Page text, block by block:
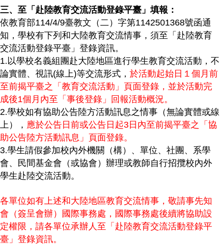
三、至「赴陸教育交流活動登錄平臺」填報：
依教育部114/4/9臺教文（二）字第1142501368號函通
知，學校有下列和大陸教育交流情事，須至「赴陸教育
交流活動登錄平臺」登錄資訊。
1. 以學校名義組團赴大陸地區進行學生教育交流活動，不
論實體、視訊(線上)等交流形式， 於活動起始日１個月前
至前揭平臺之「教育交流活動」頁面登錄，並於活動完
成後1個月內至「事後登錄」回報活動概況。
2.學校如有協助公告陸方活動訊息之情事（無論實體或線
上）， 應於公告日前或公告日起3日內至前揭平臺之「協
助公告陸方活動訊息」頁面登錄。
3.學生請假參加校內外機關（構）、單位、社團、系學
會、民間基金會（或協會）辦理或教師自行招攬校內外
學生赴陸交流活動。
各單位如有上述和大陸地區教育交流情事，敬請事先知
會（簽呈會辦）國際事務處 ， 國際事務處後續將協助設
定權限，請各單位承辦人至 「赴陸教育交流活動登錄平
臺 」登錄資訊。